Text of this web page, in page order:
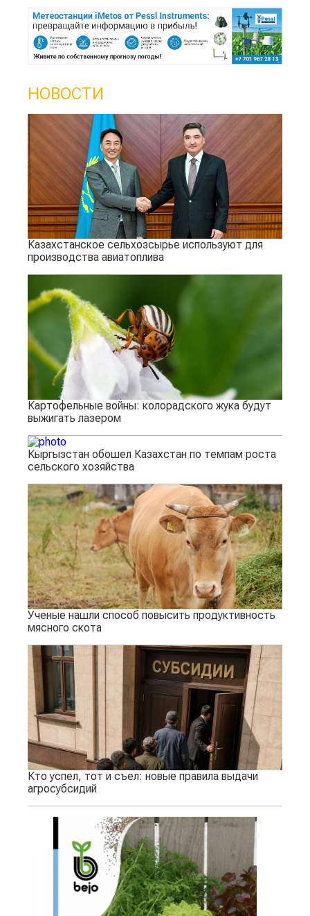
НОВОСТИ
Казахстанское сельхозсырье используют для
производства авиатоплива
Картофельные войны: колорадского жука будут
выжигать лазером
Кыргызстан обошел Казахстан по темпам роста
сельского хозяйства
Ученые нашли способ повысить продуктивность
мясного скота
Кто успел, тот и съел: новые правила выдачи
агросубсидий